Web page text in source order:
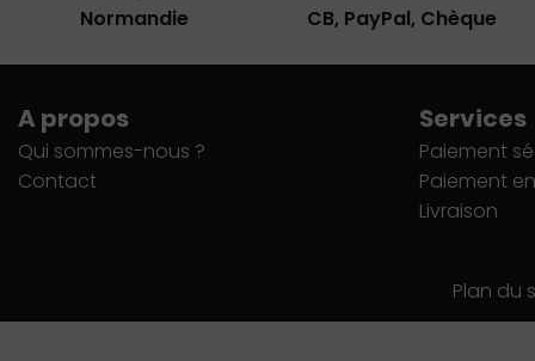
Normandie CB, PayPal, Chèque
A propos
Qui sommes-nous ?
Contact
Services
Paiement
Paiement
Livraison
Plan du